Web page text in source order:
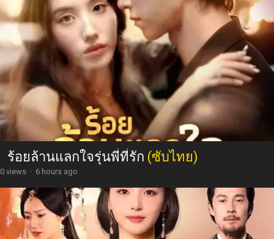
ร้อยล้านแลกใจรุ่นพี่ที่รัก (ซับไทย)
0 views · 6 hours ago